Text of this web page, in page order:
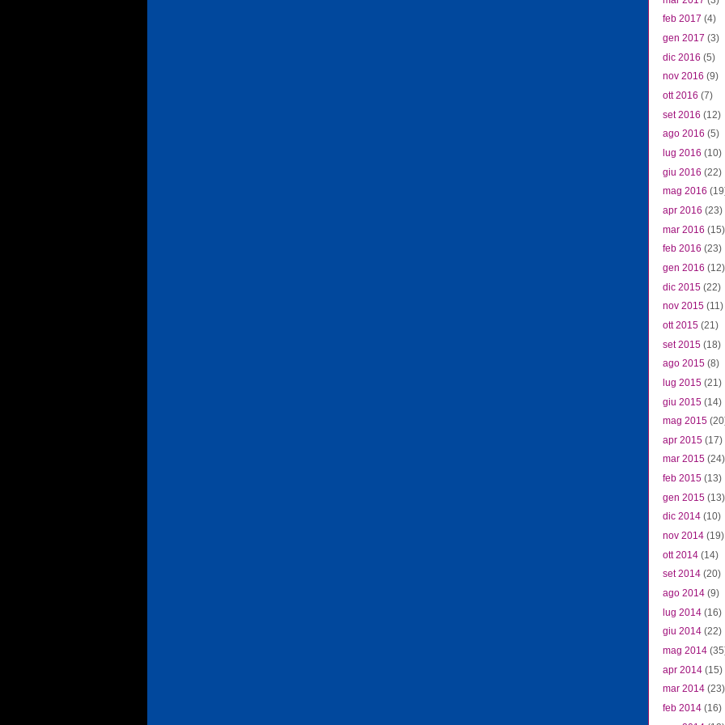
feb 2017 (4)
gen 2017 (3)
dic 2016 (5)
nov 2016 (9)
ott 2016 (7)
set 2016 (12)
ago 2016 (5)
lug 2016 (10)
giu 2016 (22)
mag 2016
apr 2016 (23)
mar 2016 (15)
feb 2016 (23)
gen 2016 (12)
dic 2015 (22)
nov 2015 (11)
ott 2015 (21)
set 2015 (18)
ago 2015 (8)
lug 2015 (21)
giu 2015 (14)
mag 2015
apr 2015 (17)
mar 2015 (24)
feb 2015 (13)
gen 2015 (13)
dic 2014 (10)
nov 2014 (19)
ott 2014 (14)
set 2014 (20)
ago 2014 (9)
lug 2014 (16)
giu 2014 (22)
mag 2014
apr 2014 (15)
mar 2014 (23)
feb 2014 (16)